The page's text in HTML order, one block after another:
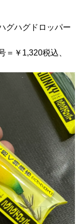
グハグドロッパー
＝￥1,320税込、